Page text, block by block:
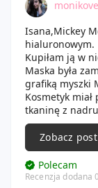
monikove
Isana,Mickey
hialuronowym.
Kupiłam ją w
Maska była
grafiką myszki
Kosmetyk
tkaninę z
Maska
ukojona.
Pory i
Maska nie
🤗
Zobacz post
Polecam
Recenzja dodana